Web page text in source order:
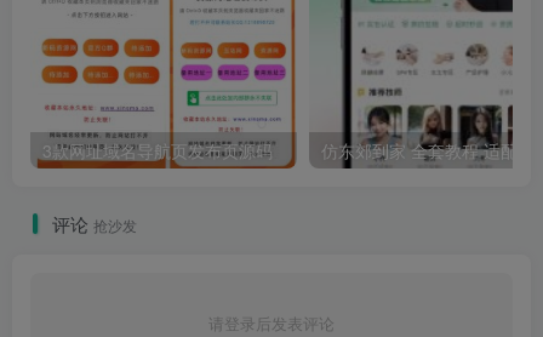
3款网址域名导航页发布页源码
评论 抢沙发
请登录后发表评论